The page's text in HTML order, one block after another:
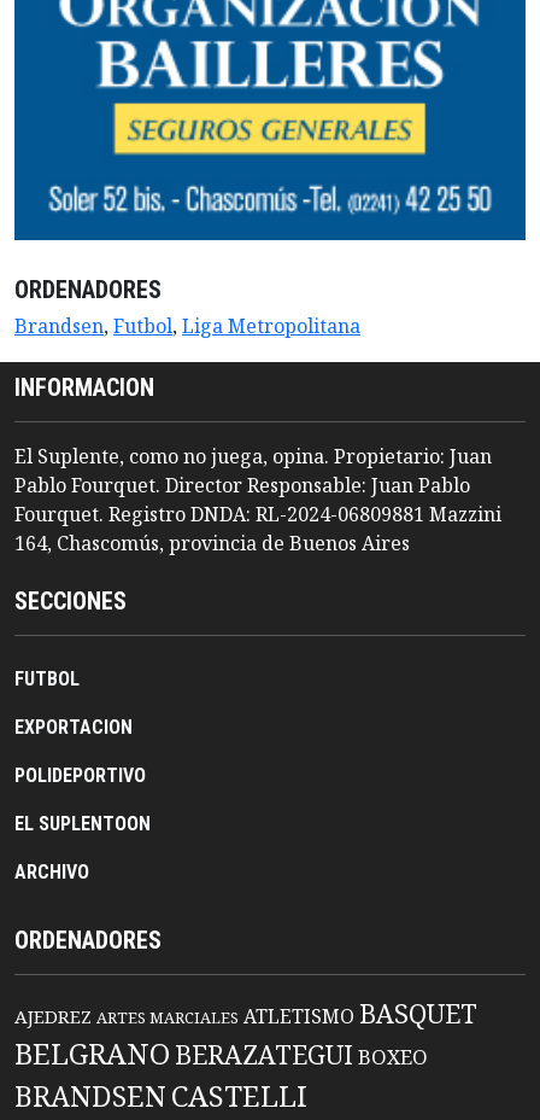
ORDENADORES
Brandsen,Futbol,Liga Metropolitana
INFORMACION
El Suplente, como no juega, opina. Propietario: Juan
Pablo Fourquet. Director Responsable: Juan Pablo
Fourquet. Registro DNDA: RL-2024-06809881 Mazzini
164, Chascomús, provincia de Buenos Aires
SECCIONES
FUTBOL
EXPORTACION
POLIDEPORTIVO
EL SUPLENTOON
ARCHIVO
ORDENADORES
AJEDREZ ARTES MARCIALES ATLETISMO BASQUET
BELGRANO BERAZATEGUIBOXEO
BRANDSENCASTELLI